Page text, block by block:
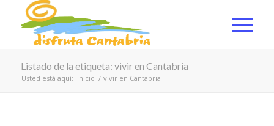
Listado de la etiqueta: vivir en Cantabria
Usted está aquí: Inicio / vivir en Cantabria